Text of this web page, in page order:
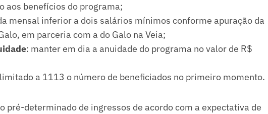
aos benefícios do programa;
mensal inferior a dois salários mínimos conforme apuração da
em parceria com a do Galo na Veia;
: manter em dia a anuidade do programa no valor de R$
a 1113 o número de beneficiados no primeiro momento.
pré-determinado de ingressos de acordo com a expectativa de